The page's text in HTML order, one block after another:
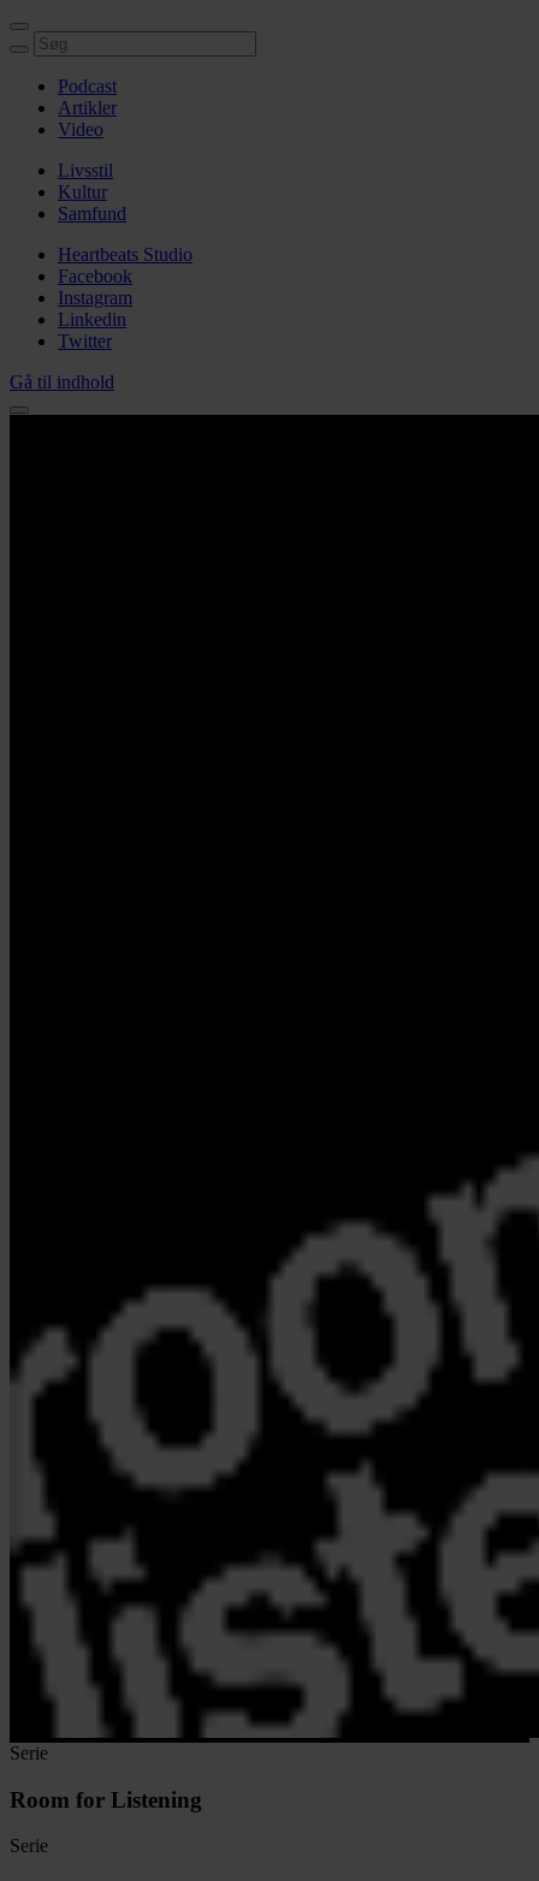
Podcast
Artikler
Video
Livsstil
Kultur
Samfund
Heartbeats Studio
Facebook
Instagram
Linkedin
Twitter
Gå til indhold
Serie
Room for Listening
Serie